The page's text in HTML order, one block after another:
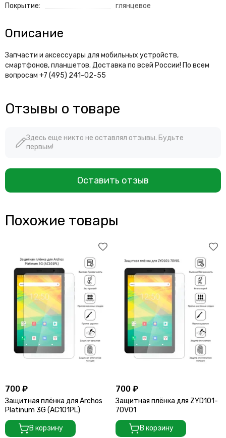
Покрытие: глянцевое
Описание
Запчасти и аксессуары для мобильных устройств,
смартфонов, планшетов. Доставка по всей России! По всем
вопросам +7 (495) 241-02-55
Отзывы о товаре
Здесь еще никто не оставлял отзывы. Будьте
первым!
Оставить отзыв
Похожие товары
700 ₽
Защитная плёнка для Archos
Platinum 3G (AC101PL)
В корзину
700 ₽
Защитная плёнка для ZYD101-
70V01
В корзину